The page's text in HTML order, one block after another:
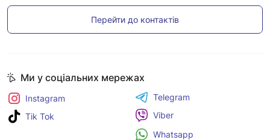
Перейти до контактів
Ми у соціальних мережах
Instagram
Tik Tok
Telegram
Viber
Whatsapp